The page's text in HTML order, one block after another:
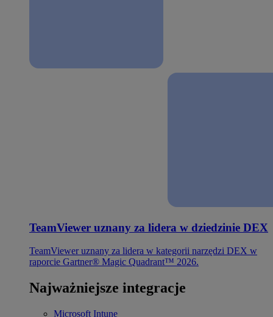
TeamViewer uznany za lidera w dziedzinie DEX
TeamViewer uznany za lidera w kategorii narzędzi DEX w
raporcie Gartner® Magic Quadrant™ 2026.
Najważniejsze integracje
Microsoft Intune